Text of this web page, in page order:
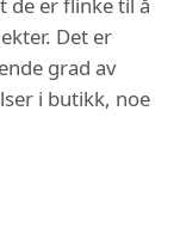
de er flinke til å
Det er
grad av
i butikk, noe